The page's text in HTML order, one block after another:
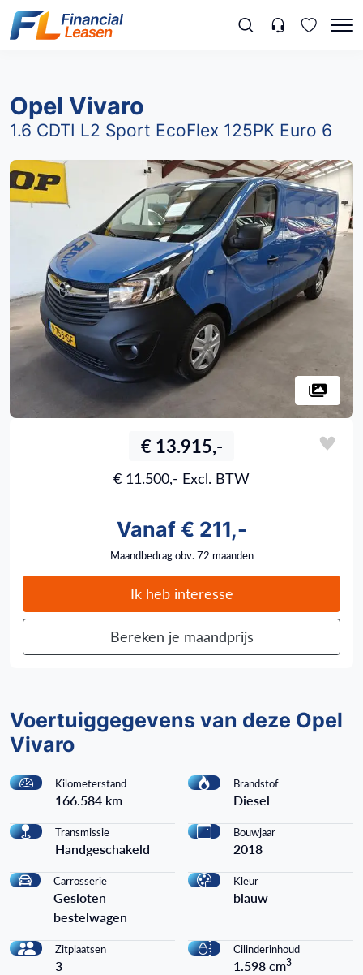
Opel Vivaro
1.6 CDTI L2 Sport EcoFlex 125PK Euro 6
€ 13.915,-
€ 11.500,- Excl. BTW
Vanaf € 211,-
Maandbedrag obv. 72 maanden
Ik heb interesse
Bereken je maandprijs
Voertuiggegevens van deze Opel
Vivaro
Kilometerstand
166.584 km
Brandstof
Diesel
Transmissie
Handgeschakeld
Bouwjaar
2018
Carrosserie
Gesloten
bestelwagen
Kleur
blauw
Zitplaatsen
3
Cilinderinhoud
1.598 cm3